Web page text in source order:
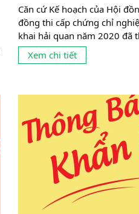
Căn cứ Kế hoạch của Hội
đồng thi cấp chứng chỉ
khai hải quan năm 2020 đã
báo thời gian tổ chức kỳ thi
Xem chi tiết